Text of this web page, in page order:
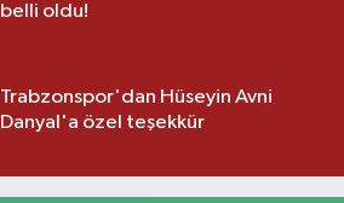
belli oldu!
Trabzonspor'dan Hüseyin Avni
Danyal'a özel teşekkür